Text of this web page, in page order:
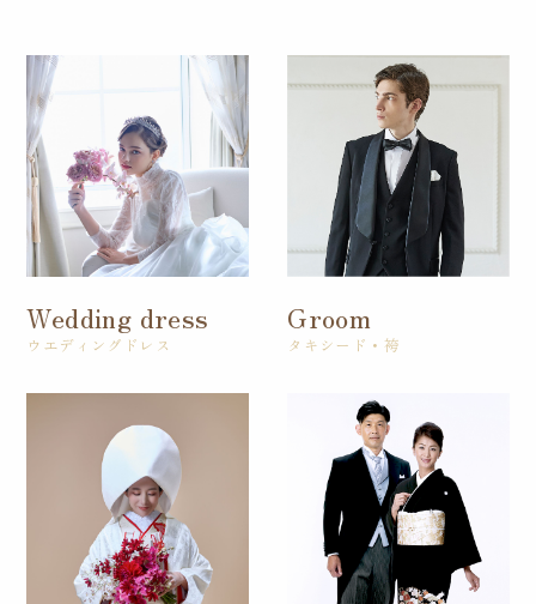
Wedding dress
ウエディングドレス
Groom
タキシード・袴